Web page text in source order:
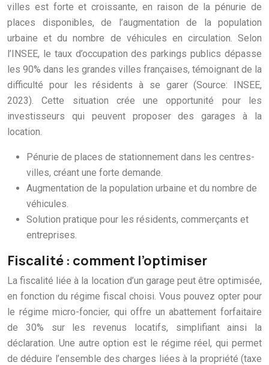
villes est forte et croissante, en raison de la pénurie de
places disponibles, de l’augmentation de la population
urbaine et du nombre de véhicules en circulation. Selon
l’INSEE, le taux d’occupation des parkings publics dépasse
les 90% dans les grandes villes françaises, témoignant de la
difficulté pour les résidents à se garer (Source: INSEE,
2023). Cette situation crée une opportunité pour les
investisseurs qui peuvent proposer des garages à la
location.
Pénurie de places de stationnement dans les centres-
villes, créant une forte demande.
Augmentation de la population urbaine et du nombre de
véhicules.
Solution pratique pour les résidents, commerçants et
entreprises.
Fiscalité : comment l’optimiser
La fiscalité liée à la location d’un garage peut être optimisée,
en fonction du régime fiscal choisi. Vous pouvez opter pour
le régime micro-foncier, qui offre un abattement forfaitaire
de 30% sur les revenus locatifs, simplifiant ainsi la
déclaration. Une autre option est le régime réel, qui permet
de déduire l’ensemble des charges liées à la propriété (taxe